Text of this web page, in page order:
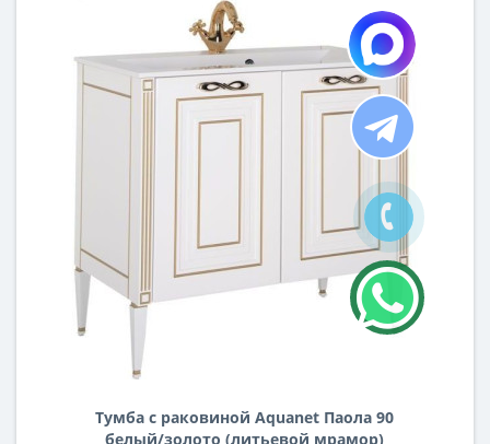
Тумба с раковиной Aquanet Паола 90
белый/золото (литьевой мрамор)